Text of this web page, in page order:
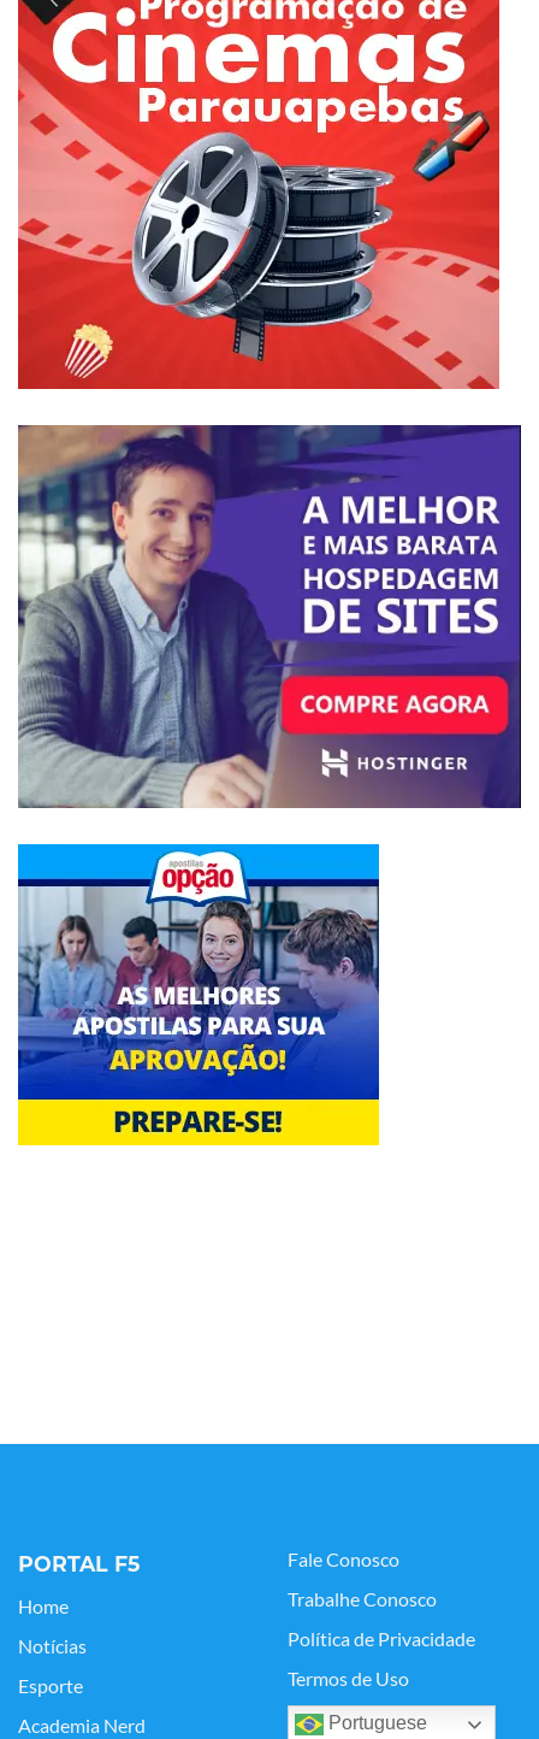
PORTAL F5
Home
Notícias
Esporte
Academia Nerd
Fale Conosco
Trabalhe Conosco
Política de Privacidade
Termos de Uso
Portuguese